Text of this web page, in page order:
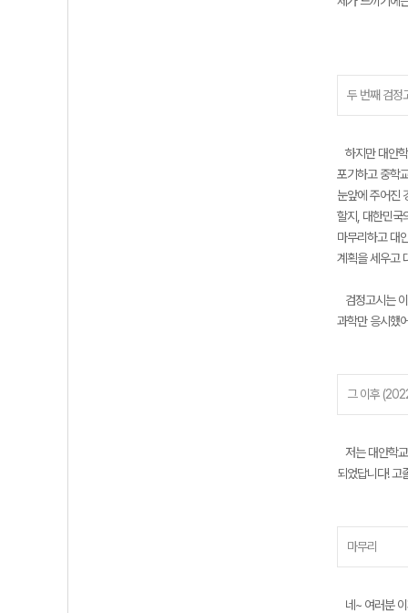
두 번째 검
하지만 대안
포기하고 중학
눈앞에 주어진
할지, 대한민국
마무리하고 대
계획을 세우고
검정고시는
과학만 응시했
그 이후
저는 대안학
되었답니다! 고
마무리
네~ 여러분